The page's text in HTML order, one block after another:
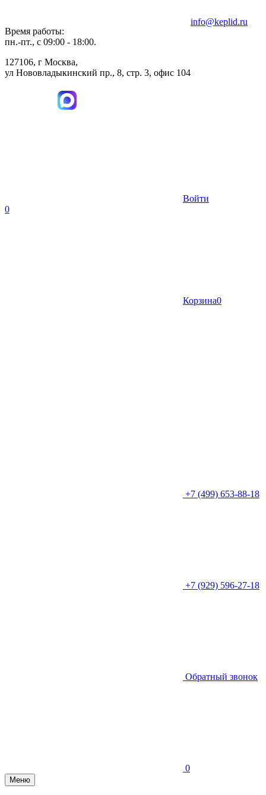
Время работы:
пн.-пт., с 09:00 - 18:00.
127106, г Москва,
ул Нововладыкинский пр., 8, стр. 3, офис 104
info@keplid.ru
Войти
0
Корзина0
+7 (499) 653-88-18
+7 (929) 596-27-18
Обратный звонок
0
Меню